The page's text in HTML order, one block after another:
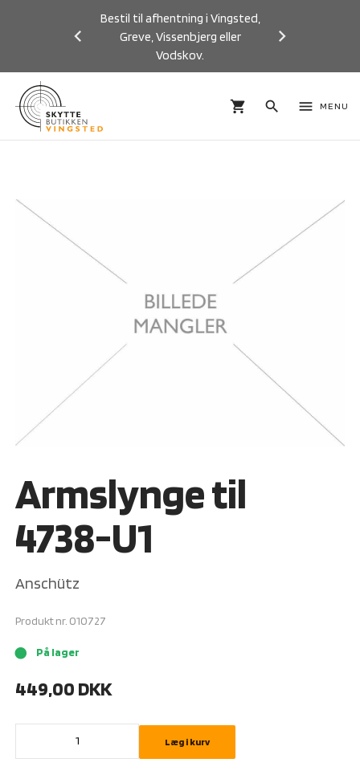
Bestil til afhentning i Vingsted,
Greve, Vissenbjerg eller
Vodskov.
Previous
shopping_cart search menu MENU
Armslynge til
4738-U1
Anschütz
Produkt nr. 010727
brightness_1 På lager
449,00 DKK
Læg i kurv